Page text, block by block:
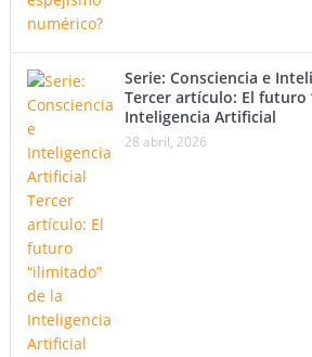
Serie: Consciencia e
Tercer artículo: El futuro
Inteligencia Artificial
28 abril, 2026